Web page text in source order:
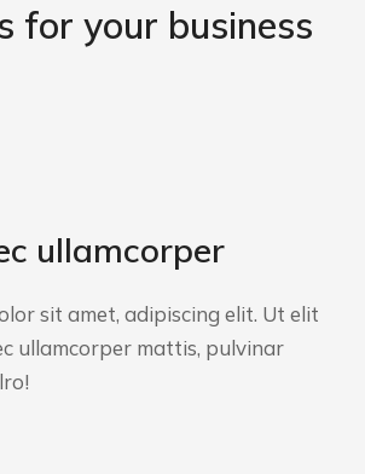
for your business
ullamcorper
sit amet, adipiscing elit. Ut elit
ullamcorper mattis, pulvinar